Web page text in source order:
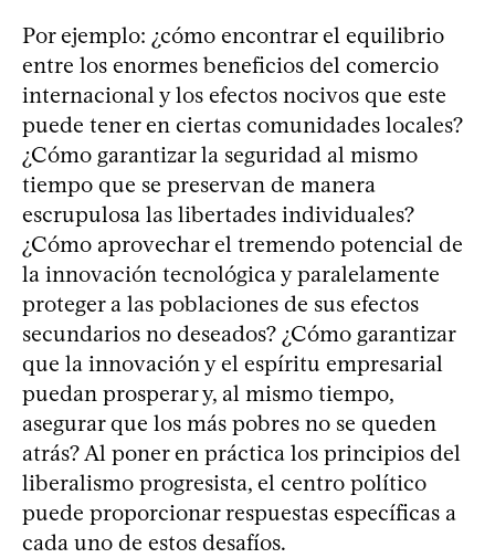
Por ejemplo: ¿cómo encontrar el equilibrio
entre los enormes beneficios del comercio
internacional y los efectos nocivos que este
puede tener en ciertas comunidades locales?
¿Cómo garantizar la seguridad al mismo
tiempo que se preservan de manera
escrupulosa las libertades individuales?
¿Cómo aprovechar el tremendo potencial de
la innovación tecnológica y paralelamente
proteger a las poblaciones de sus efectos
secundarios no deseados? ¿Cómo garantizar
que la innovación y el espíritu empresarial
puedan prosperar y, al mismo tiempo,
asegurar que los más pobres no se queden
atrás? Al poner en práctica los principios del
liberalismo progresista, el centro político
puede proporcionar respuestas específicas a
cada uno de estos desafíos.